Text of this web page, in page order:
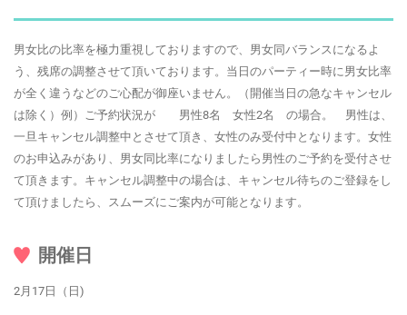
男女比の比率を極力重視しておりますので、男女同バランスになるよ
う、残席の調整させて頂いております。当日のパーティー時に男女比率
が全く違うなどのご心配が御座いません。（開催当日の急なキャンセル
は除く）例）ご予約状況が 男性8名 女性2名 の場合。 男性は、
一旦キャンセル調整中とさせて頂き、女性のみ受付中となります。女性
のお申込みがあり、男女同比率になりましたら男性のご予約を受付させ
て頂きます。キャンセル調整中の場合は、キャンセル待ちのご登録をし
て頂けましたら、スムーズにご案内が可能となります。
開催日
2月17日（日)